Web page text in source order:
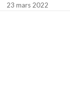
23 mars 2022